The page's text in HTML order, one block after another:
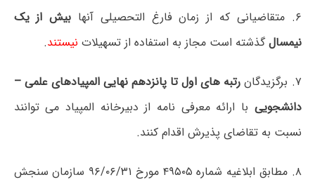
۶. متقاضیانی که از زمان فارغ التحصیلی آنها بیش از یک
نیمسالگذشته است مجاز به استفاده از تسهیلات نیستند.
۷. برگزیدگان رتبه های اول تا پانزدهم نهایی المپیادهای علمی –
دانشجویی با ارائه معرفی نامه از دبیرخانه المپیاد می توانند
نسبت بهتقاضای پذیرش اقدام کنند.
۸.
مطابق ابلاغیه شماره ۴۹۵۰۵ مورخ ۹۶/۰۶/۳۱ سازمان سنجش